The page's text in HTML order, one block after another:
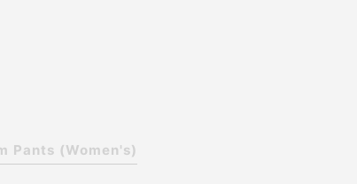
Pants (Women's)